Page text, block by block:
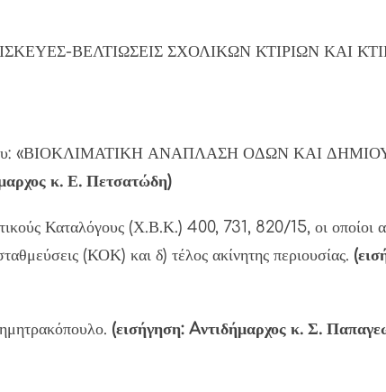
ΕΠΙΣΚΕΥΕΣ-ΒΕΛΤΙΩΣΕΙΣ ΣΧΟΛΙΚΩΝ ΚΤΙΡΙΩΝ ΚΑΙ
έργου: «ΒΙΟΚΛΙΜΑΤΙΚΗ ΑΝΑΠΛΑΣΗ ΟΔΩΝ ΚΑΙ
κ. Ε. Πετσατώδη)
Καταλόγους (Χ.Β.Κ.) 400, 731, 820/15, οι οποίοι
(ΚΟΚ) και δ) τέλος ακίνητης περιουσίας.
(εισήγηση: Aντιδήμαρχος κ. Σ.